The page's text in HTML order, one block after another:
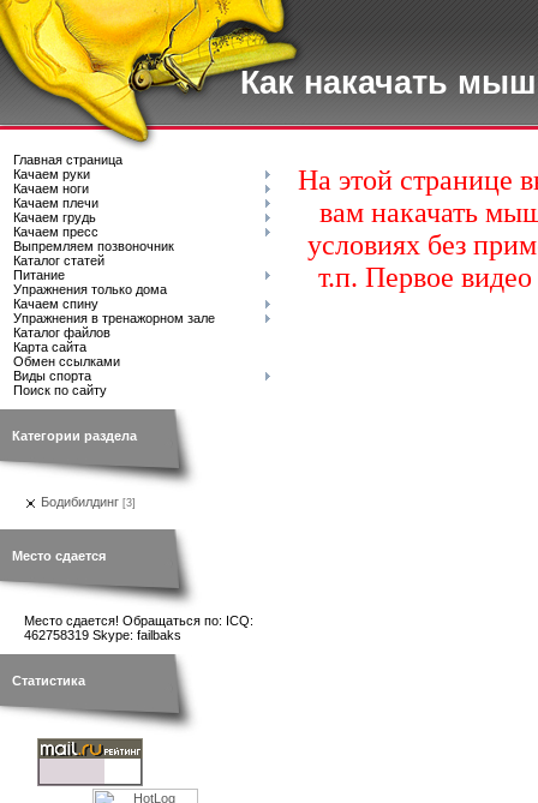
Как накачать
Главная страница
Качаем руки
Качаем ноги
Качаем плечи
Качаем грудь
Качаем пресс
Выпремляем позвоночник
Каталог статей
Питание
Упражнения только дома
Качаем спину
Упражнения в тренажорном зале
Каталог файлов
Карта сайта
Обмен ссылками
Виды спорта
Поиск по сайту
Категории раздела
Бодибилдинг [3]
Место сдается
Место сдается! Обращаться по: ICQ:
462758319 Skype: failbaks
Статистика
На этой странице
вам накачать
условиях без
т.п. Первое